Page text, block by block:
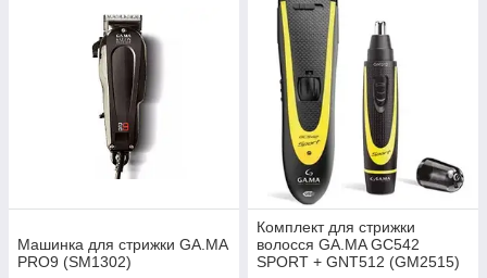
Машинка для стрижки GA.MA
PRO9 (SM1302)
Комплект для стрижки
волосся GA.MA GC542
SPORT + GNT512 (GM2515)